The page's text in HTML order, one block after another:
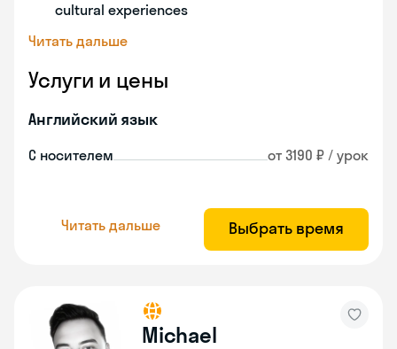
cultural experiences
Читать дальше
Услуги и цены
Английский язык
С носителем от 3190 ₽ / урок
Читать дальше Выбрать время
Michael